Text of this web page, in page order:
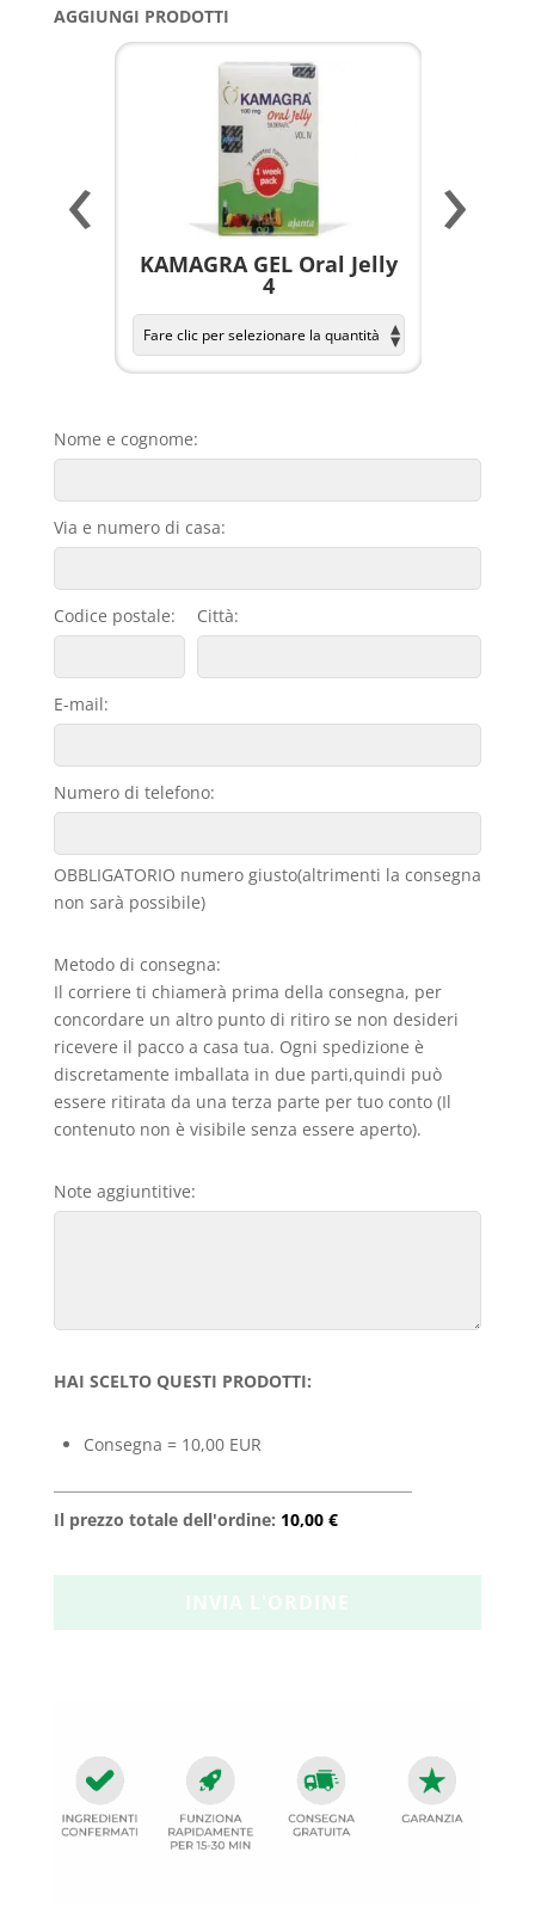
AGGIUNGI PRODOTTI
KAMAGRA GEL Oral Jelly
4
‹ ›
Nome e cognome:
Via e numero di casa:
Codice postale: Città:
E-mail:
Numero di telefono:
OBBLIGATORIO numero giusto(altrimenti la consegna
non sarà possibile)
Metodo di consegna:
Il corriere ti chiamerà prima della consegna, per
concordare un altro punto di ritiro se non desideri
ricevere il pacco a casa tua. Ogni spedizione è
discretamente imballata in due parti,quindi può
essere ritirata da una terza parte per tuo conto (Il
contenuto non è visibile senza essere aperto).
Note aggiuntitive:
HAI SCELTO QUESTI PRODOTTI:
Consegna = 10,00 EUR
Il prezzo totale dell'ordine: 10,00 €